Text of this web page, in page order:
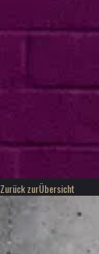
Zurück zurÜbersicht